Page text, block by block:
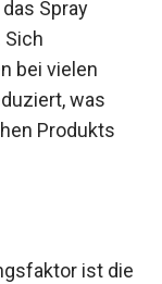
Spray
Sich
bei vielen
was
Produkts
ist die